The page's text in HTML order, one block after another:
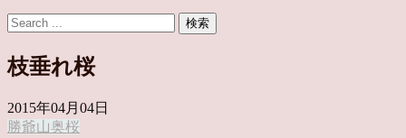
枝垂れ桜
2015年04月04日
勝爺山奥桜